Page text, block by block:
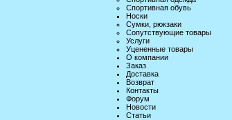
Спортивная обувь
Носки
Сумки, рюкзаки
Сопутствующие товары
Услуги
Уцененные товары
О компании
Заказ
Доставка
Возврат
Контакты
Форум
Новости
Статьи